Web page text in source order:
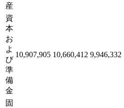
産
資
本
お
よ
び
準
備
金
10,907,905 10,660,412 9,946,332
固